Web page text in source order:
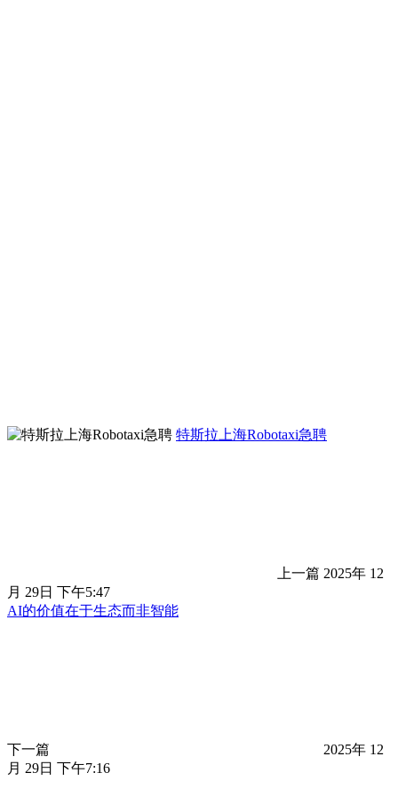
特斯拉上海Robotaxi急聘
上一篇 2025年 12
月 29日 下午5:47
AI的价值在于生态而非智能
下一篇
2025年 12
月 29日 下午7:16